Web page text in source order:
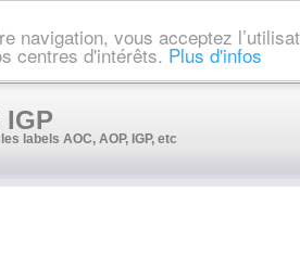
navigation, vous acceptez
centres d'intérêts. Plus d'infos
IGP
labels AOC, AOP, IGP, etc